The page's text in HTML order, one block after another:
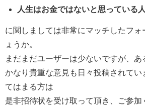
人生はお金ではないと思っている人
に関しましては非常にマッチしたフォ
ょうか。
まだまだユーザーは少ないですが、あ
かなり貴重な意見も日々投稿されてい
てはまる方は
是非招待状を受け取って頂き、ご参加